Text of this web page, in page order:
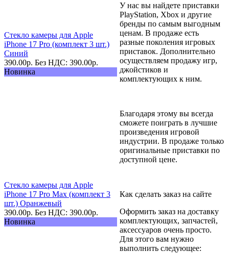
Стекло камеры для Apple
iPhone 17 Pro (комплект 3 шт.)
Синий
390.00р. Без НДС: 390.00р.
Новинка
Стекло камеры для Apple
iPhone 17 Pro Max (комплект 3
шт.) Оранжевый
390.00р. Без НДС: 390.00р.
Новинка
У нас вы найдете приставки
PlayStation, Xbox и другие
бренды по самым выгодным
ценам. В продаже есть
разные поколения игровых
приставок. Дополнительно
осуществляем продажу игр,
джойстиков и
комплектующих к ним.
Благодаря этому вы всегда
сможете поиграть в лучшие
произведения игровой
индустрии. В продаже только
оригинальные приставки по
доступной цене.
Как сделать заказ на сайте
Оформить заказ на доставку
комплектующих, запчастей,
аксессуаров очень просто.
Для этого вам нужно
выполнить следующее: